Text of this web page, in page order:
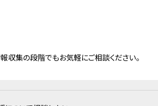
収集の段階でもお気軽にご相談ください。